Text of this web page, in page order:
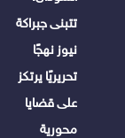
تتبنى جبراكة
نيوز نهجًا
تحريريًا يرتكز
على قضايا
محورية